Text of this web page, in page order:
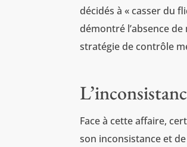
décidés à « casser du
démontré l’absence
stratégie de contrôle
Face à cette affaire,
son inconsistance et